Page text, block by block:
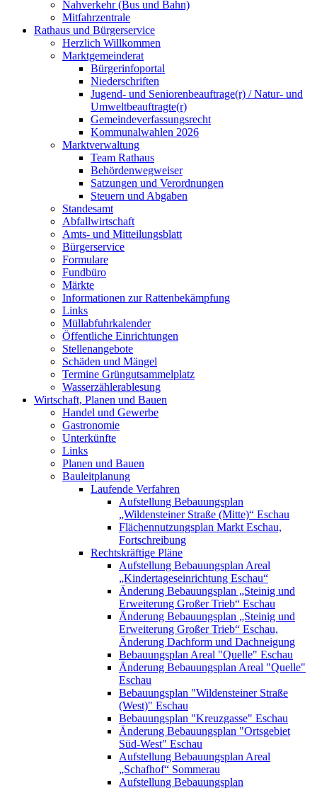
Nahverkehr (Bus und Bahn)
Mitfahrzentrale
Rathaus und Bürgerservice
Herzlich Willkommen
Marktgemeinderat
Bürgerinfoportal
Niederschriften
Jugend- und Seniorenbeauftrage(r) / Natur- und
Umweltbeauftragte(r)
Gemeindeverfassungsrecht
Kommunalwahlen 2026
Marktverwaltung
Team Rathaus
Behördenwegweiser
Satzungen und Verordnungen
Steuern und Abgaben
Standesamt
Abfallwirtschaft
Amts- und Mitteilungsblatt
Bürgerservice
Formulare
Fundbüro
Märkte
Informationen zur Rattenbekämpfung
Links
Müllabfuhrkalender
Öffentliche Einrichtungen
Stellenangebote
Schäden und Mängel
Termine Grüngutsammelplatz
Wasserzählerablesung
Wirtschaft, Planen und Bauen
Handel und Gewerbe
Gastronomie
Unterkünfte
Links
Planen und Bauen
Bauleitplanung
Laufende Verfahren
Aufstellung Bebauungsplan
„Wildensteiner Straße (Mitte)“ Eschau
Flächennutzungsplan Markt Eschau,
Fortschreibung
Rechtskräftige Pläne
Aufstellung Bebauungsplan Areal
„Kindertageseinrichtung Eschau“
Änderung Bebauungsplan „Steinig und
Erweiterung Großer Trieb“ Eschau
Änderung Bebauungsplan „Steinig und
Erweiterung Großer Trieb“ Eschau,
Änderung Dachform und Dachneigung
Bebauungsplan Areal "Quelle" Eschau
Änderung Bebauungsplan Areal "Quelle"
Eschau
Bebauungsplan "Wildensteiner Straße
(West)" Eschau
Bebauungsplan "Kreuzgasse" Eschau
Änderung Bebauungsplan "Ortsgebiet
Süd-West" Eschau
Aufstellung Bebauungsplan Areal
„Schafhof“ Sommerau
Aufstellung Bebauungsplan